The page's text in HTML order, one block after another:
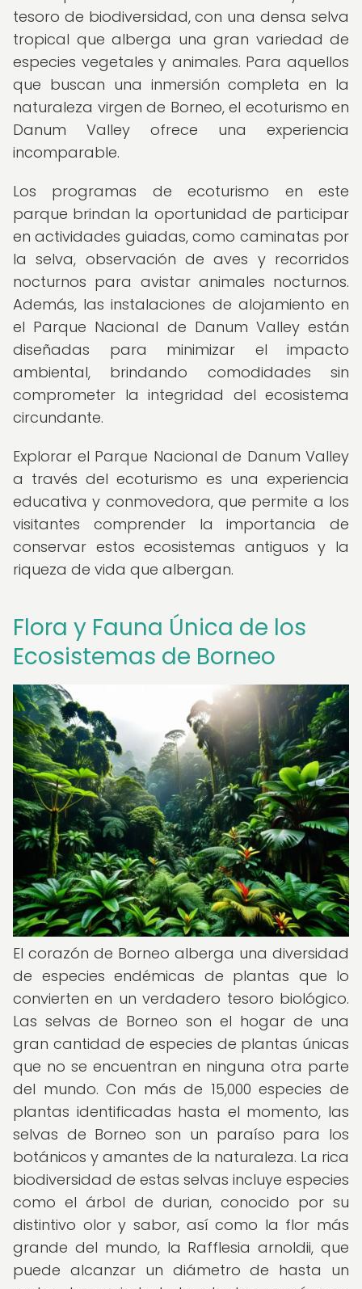
tesoro de biodiversidad, con una densa selva
tropical que alberga una gran variedad de
especies vegetales y animales. Para aquellos
que buscan una inmersión completa en la
naturaleza virgen de Borneo, el ecoturismo en
Danum Valley ofrece una experiencia
incomparable.
Los programas de ecoturismo en este
parque brindan la oportunidad de participar
en actividades guiadas, como caminatas por
la selva, observación de aves y recorridos
nocturnos para avistar animales nocturnos.
Además, las instalaciones de alojamiento en
el Parque Nacional de Danum Valley están
diseñadas para minimizar el impacto
ambiental, brindando comodidades sin
comprometer la integridad del ecosistema
circundante.
Explorar el Parque Nacional de Danum Valley
a través del ecoturismo es una experiencia
educativa y conmovedora, que permite a los
visitantes comprender la importancia de
conservar estos ecosistemas antiguos y la
riqueza de vida que albergan.
Flora y Fauna Única de los
Ecosistemas de Borneo
El corazón de Borneo alberga una diversidad
de especies endémicas de plantas que lo
convierten en un verdadero tesoro biológico.
Las selvas de Borneo son el hogar de una
gran cantidad de especies de plantas únicas
que no se encuentran en ninguna otra parte
del mundo. Con más de 15,000 especies de
plantas identificadas hasta el momento, las
selvas de Borneo son un paraíso para los
botánicos y amantes de la naturaleza. La rica
biodiversidad de estas selvas incluye especies
como el árbol de durian, conocido por su
distintivo olor y sabor, así como la flor más
grande del mundo, la Rafflesia arnoldii, que
puede alcanzar un diámetro de hasta un